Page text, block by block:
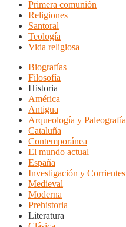
Primera comunión
Religiones
Santoral
Teología
Vida religiosa
Biografías
Filosofía
Historia
América
Antigua
Arqueología y Paleografía
Cataluña
Contemporánea
El mundo actual
España
Investigación y Corrientes
Medieval
Moderna
Prehistoria
Literatura